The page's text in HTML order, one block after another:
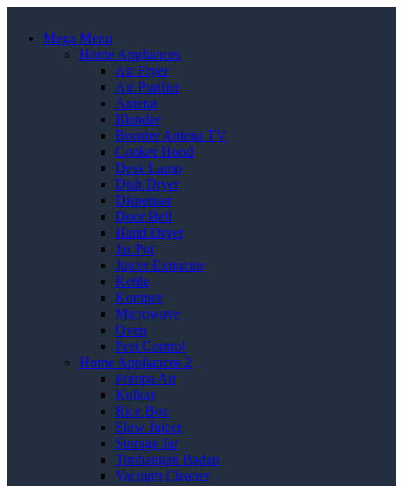
Mega Menu
Home Appliances
Air Fryer
Air Purifier
Antena
Blender
Booster Antena TV
Cooker Hood
Desk Lamp
Dish Dryer
Dispenser
Door Bell
Hand Dryer
Jar Pot
Juicer Extractor
Kettle
Kompor
Microwave
Oven
Pest Control
Home Appliances 2
Pompa Air
Kulkas
Rice Box
Slow Juicer
Storage Jar
Timbangan Badan
Vacuum Cleaner